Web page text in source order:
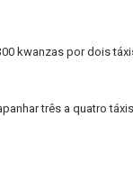
kwanzas por dois
três a quatro